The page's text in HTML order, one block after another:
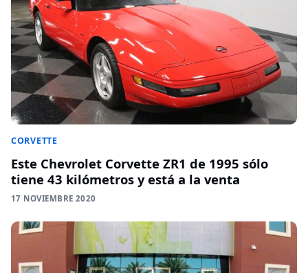
CORVETTE
Este Chevrolet Corvette ZR1 de 1995 sólo
tiene 43 kilómetros y está a la venta
17 NOVIEMBRE 2020